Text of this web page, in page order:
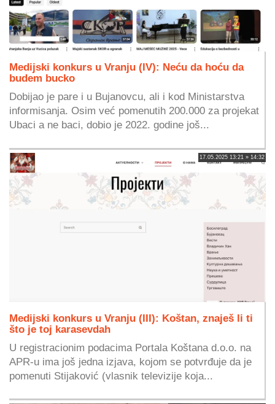
Medijski konkurs u Vranju (IV): Neću da hoću da
budem bucko
Dobijao je pare i u Bujanovcu, ali i kod Ministarstva
informisanja. Osim već pomenutih 200.000 za projekat
Ubaci a ne baci, dobio je 2022. godine još...
17.05.2025 13:21 » 14:32
Medijski konkurs u Vranju (III): Koštan, znaješ li ti
što je toj karasevdah
U registracionim podacima Portala Koštana d.o.o. na
APR-u ima još jedna izjava, kojom se potvrđuje da je
pomenuti Stijaković (vlasnik televizije koja...